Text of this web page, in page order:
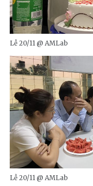
Lễ 20/11 @ AMLab
Lễ 20/11 @ AMLab